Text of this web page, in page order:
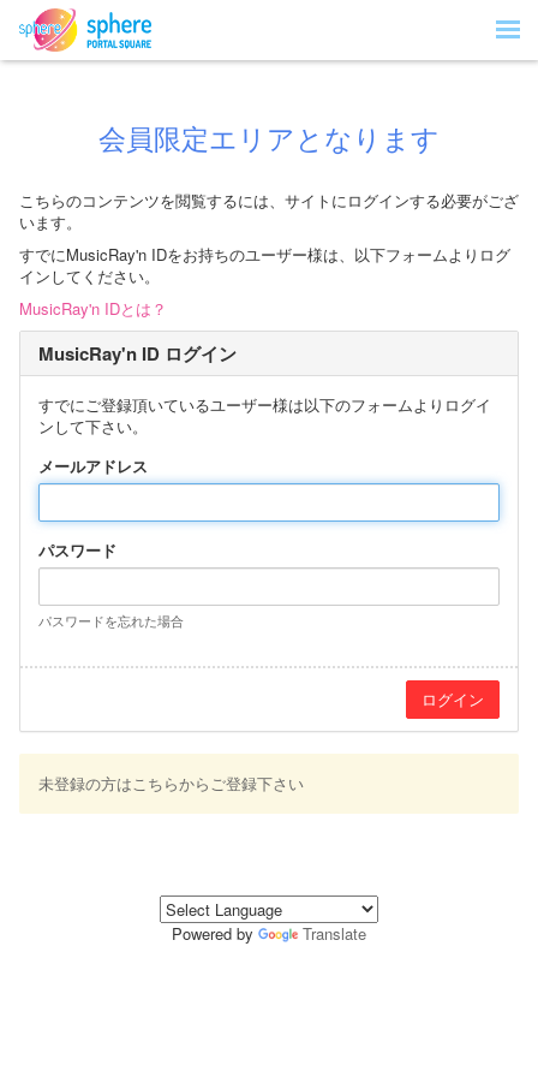
会員限定エリアとなります
こちらのコンテンツを閲覧するには、サイトにログインする必要がござ
います。
すでにMusicRay'n IDをお持ちのユーザー様は、以下フォームよりログ
インしてください。
MusicRay'n IDとは？
MusicRay'n ID ログイン
すでにご登録頂いているユーザー様は以下のフォームよりログイ
ンして下さい。
メールアドレス
パスワード
パスワードを忘れた場合
未登録の方はこちらからご登録下さい
Powered by Translate